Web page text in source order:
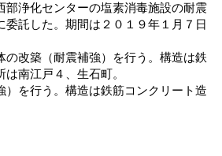
浄化センターの塩素消毒施設の耐震
託した。期間は２０１９年１月７日
改築（耐震補強）を行う。構造は鉄
南江戸４、生石町。
を行う。構造は鉄筋コンクリート造